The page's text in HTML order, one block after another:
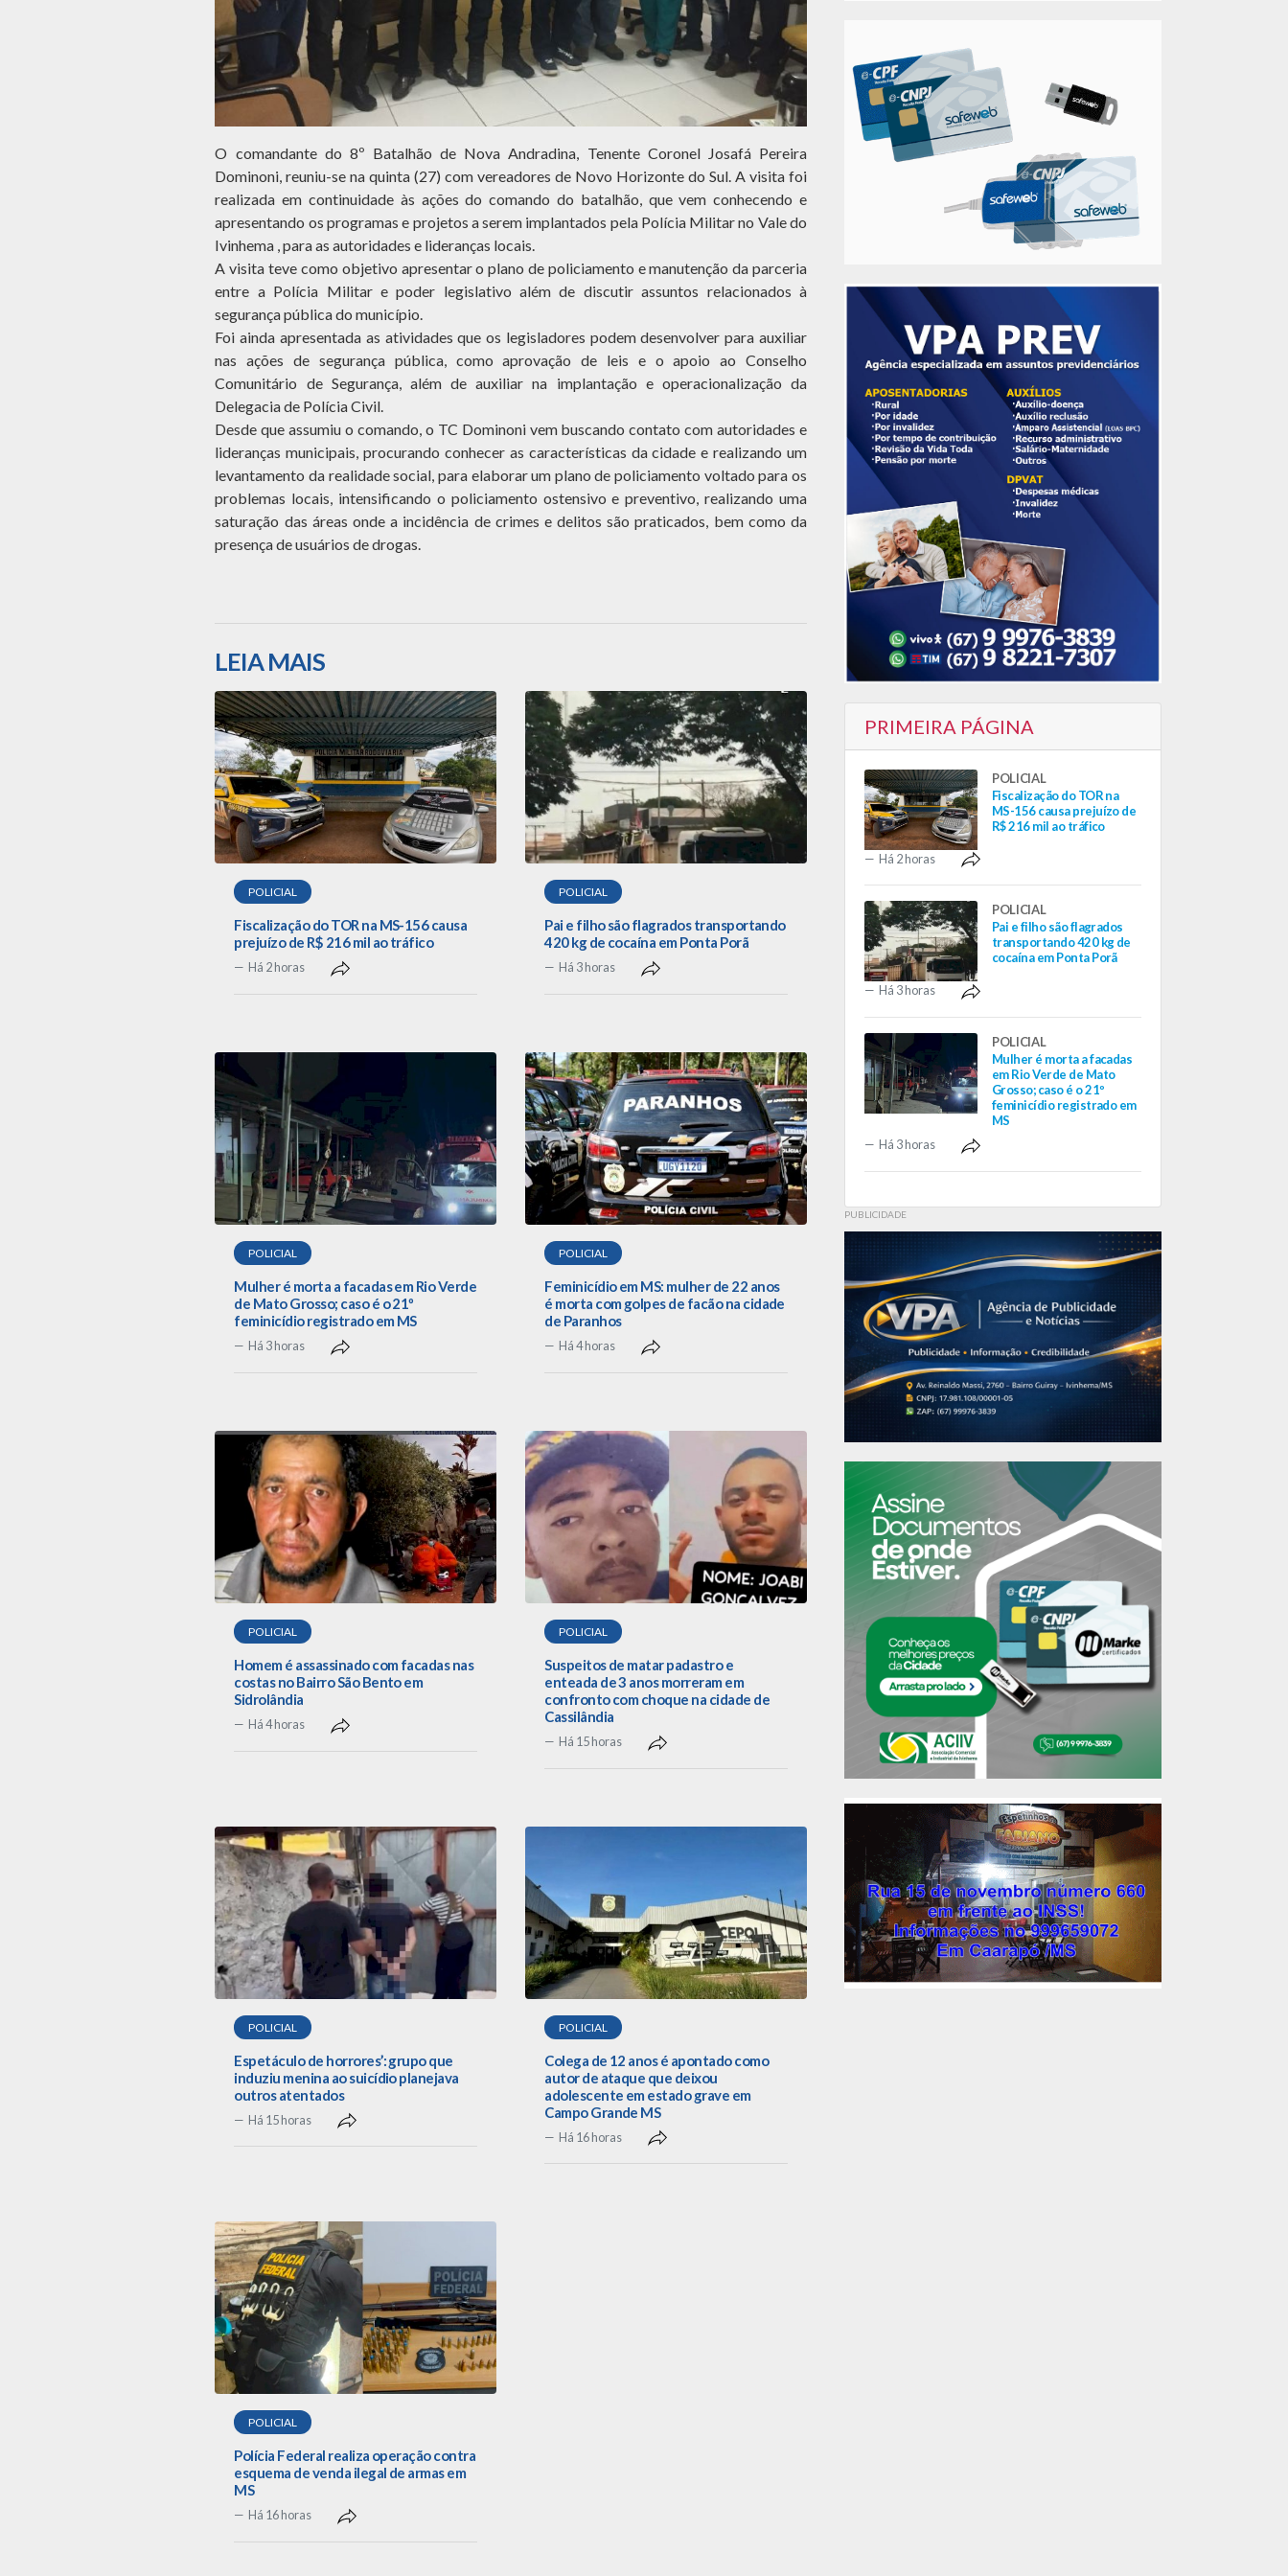
O comandante do 8º Batalhão de Nova Andradina, Tenente Coronel Josafá Pereira
Dominoni, reuniu-se na quinta (27) com vereadores de Novo Horizonte do Sul. A visita foi
realizada em continuidade às ações do comando do batalhão, que vem conhecendo e
apresentando os programas e projetos a serem implantados pela Polícia Militar no Vale do
Ivinhema , para as autoridades e lideranças locais.
A visita teve como objetivo apresentar o plano de policiamento e manutenção da parceria
entre a Polícia Militar e poder legislativo além de discutir assuntos relacionados à
segurança pública do município.
Foi ainda apresentada as atividades que os legisladores podem desenvolver para auxiliar
nas ações de segurança pública, como aprovação de leis e o apoio ao Conselho
Comunitário de Segurança, além de auxiliar na implantação e operacionalização da
Delegacia de Polícia Civil.
Desde que assumiu o comando, o TC Dominoni vem buscando contato com autoridades e
lideranças municipais, procurando conhecer as características da cidade e realizando um
levantamento da realidade social, para elaborar um plano de policiamento voltado para os
problemas locais, intensificando o policiamento ostensivo e preventivo, realizando uma
saturação das áreas onde a incidência de crimes e delitos são praticados, bem como da
presença de usuários de drogas.
LEIA MAIS
POLICIAL
Fiscalização do TOR na MS-156 causa
prejuízo de R$ 216 mil ao tráfico
Há 2 horas
POLICIAL
Pai e filho são flagrados transportando
420 kg de cocaína em Ponta Porã
Há 3 horas
POLICIAL
Mulher é morta a facadas em Rio Verde
de Mato Grosso; caso é o 21º
feminicídio registrado em MS
Há 3 horas
POLICIAL
Feminicídio em MS: mulher de 22 anos
é morta com golpes de facão na cidade
de Paranhos
Há 4 horas
POLICIAL
Homem é assassinado com facadas nas
costas no Bairro São Bento em
Sidrolândia
Há 4 horas
POLICIAL
Suspeitos de matar padastro e
enteada de 3 anos morreram em
confronto com choque na cidade de
Cassilândia
Há 15 horas
POLICIAL
Espetáculo de horrores’: grupo que
induziu menina ao suicídio planejava
outros atentados
Há 15 horas
POLICIAL
Colega de 12 anos é apontado como
autor de ataque que deixou
adolescente em estado grave em
Campo Grande MS
Há 16 horas
POLICIAL
Polícia Federal realiza operação contra
esquema de venda ilegal de armas em
MS
Há 16 horas
PRIMEIRA PÁGINA
POLICIAL
Fiscalização do TOR na
MS-156 causa prejuízo de
R$ 216 mil ao tráfico
Há 2 horas
POLICIAL
Pai e filho são flagrados
transportando 420 kg de
cocaína em Ponta Porã
Há 3 horas
POLICIAL
Mulher é morta a facadas
em Rio Verde de Mato
Grosso; caso é o 21º
feminicídio registrado em
MS
Há 3 horas
PUBLICIDADE